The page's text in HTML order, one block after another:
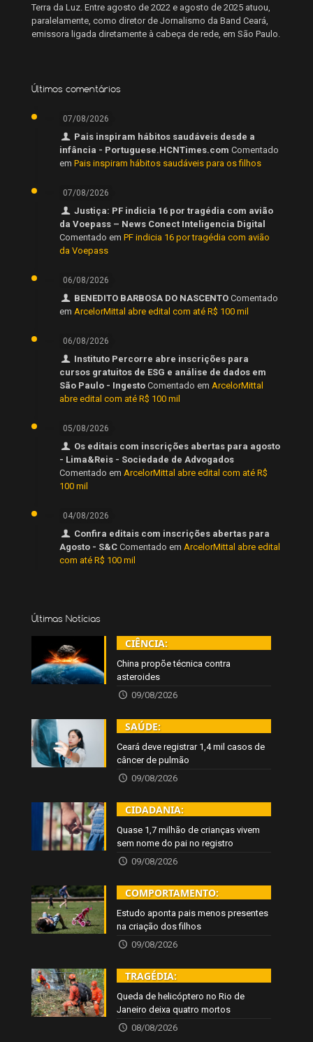
Terra da Luz. Entre agosto de 2022 e agosto de 2025 atuou,
paralelamente, como diretor de Jornalismo da Band Ceará,
emissora ligada diretamente à cabeça de rede, em São Paulo.
Últimos comentários
07/08/2026
Pais inspiram hábitos saudáveis desde a
infância - Portuguese.HCNTimes.com Comentado
em Pais inspiram hábitos saudáveis para os filhos
07/08/2026
Justiça: PF indicia 16 por tragédia com avião
da Voepass – News Conect Inteligencia Digital
Comentado em PF indicia 16 por tragédia com avião
da Voepass
06/08/2026
BENEDITO BARBOSA DO NASCENTO Comentado
em ArcelorMittal abre edital com até R$ 100 mil
06/08/2026
Instituto Percorre abre inscrições para
cursos gratuitos de ESG e análise de dados em
São Paulo - Ingesto Comentado em ArcelorMittal
abre edital com até R$ 100 mil
05/08/2026
Os editais com inscrições abertas para agosto
- Lima&Reis - Sociedade de Advogados
Comentado em ArcelorMittal abre edital com até R$
100 mil
04/08/2026
Confira editais com inscrições abertas para
Agosto - S&C Comentado em ArcelorMittal abre edital
com até R$ 100 mil
Últimas Notícias
CIÊNCIA:
China propõe técnica contra
asteroides
09/08/2026
SAÚDE:
Ceará deve registrar 1,4 mil casos de
câncer de pulmão
09/08/2026
CIDADANIA:
Quase 1,7 milhão de crianças vivem
sem nome do pai no registro
09/08/2026
COMPORTAMENTO:
Estudo aponta pais menos presentes
na criação dos filhos
09/08/2026
TRAGÉDIA:
Queda de helicóptero no Rio de
Janeiro deixa quatro mortos
08/08/2026